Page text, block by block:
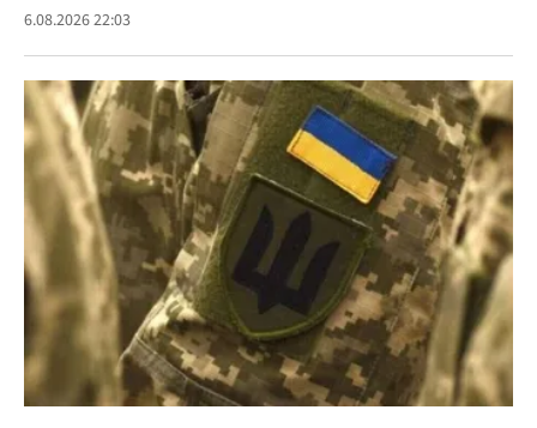
6.08.2026 22:03